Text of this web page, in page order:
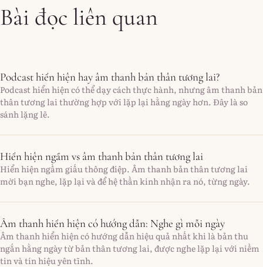
Bài đọc liên quan
Podcast hiển hiện hay âm thanh bản thân tương lai?
Podcast hiển hiện có thể dạy cách thực hành, nhưng âm thanh bản
thân tương lai thường hợp với lặp lại hằng ngày hơn. Đây là so
sánh lặng lẽ.
Hiển hiện ngầm vs âm thanh bản thân tương lai
Hiển hiện ngầm giấu thông điệp. Âm thanh bản thân tương lai
mời bạn nghe, lặp lại và để hệ thần kinh nhận ra nó, từng ngày.
Âm thanh hiển hiện có hướng dẫn: Nghe gì mỗi ngày
Âm thanh hiển hiện có hướng dẫn hiệu quả nhất khi là bản thu
ngắn hằng ngày từ bản thân tương lai, được nghe lặp lại với niềm
tin và tín hiệu yên tĩnh.